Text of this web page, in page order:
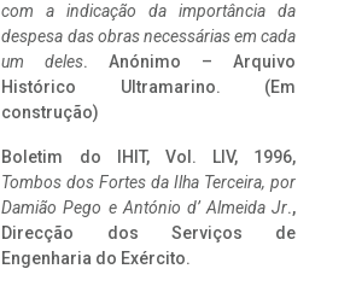
com a indicação da importância da
despesa das obras necessárias em cada
um deles. Anónimo – Arquivo
Histórico Ultramarino. (Em
construção)
Boletim do IHIT, Vol. LIV, 1996,
Tombos dos Fortes da Ilha Terceira, por
Damião Pego e António d’ Almeida Jr.,
Direcção dos Serviços de
Engenharia do Exército.